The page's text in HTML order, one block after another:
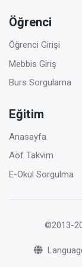
Öğrenci
Öğrenci Girişi
Mebbis Giriş
Burs Sorgulama
Eğitim
Anasayfa
Aöf Takvim
E-Okul Sorgulma
©2013-